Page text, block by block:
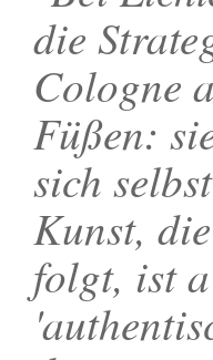
die
Cologne
Füßen:
sich
Kunst,
folgt, ist